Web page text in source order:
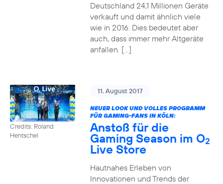
Deutschland 24,1 Millionen Geräte
verkauft und damit ähnlich viele
wie in 2016. Dies bedeutet aber
auch, dass immer mehr Altgeräte
anfallen. […]
Credits: Roland
Hentschel
11. August 2017
NEUER LOOK UND VOLLES PROGRAMM
FÜR GAMING-FANS IN KÖLN:
Anstoß für die
Gaming Season im O2
Live Store
Hautnahes Erleben von
Innovationen und Trends der